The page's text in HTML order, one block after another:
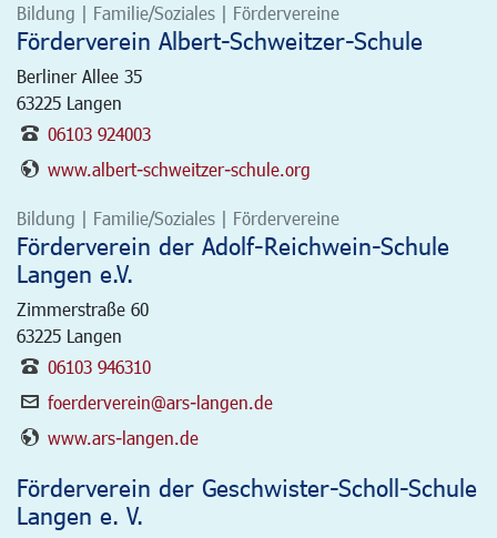
Bildung | Familie/Soziales | Fördervereine
Förderverein Albert-Schweitzer-Schule
Berliner Allee 35
63225 Langen
06103 924003
www.albert-schweitzer-schule.org
Bildung | Familie/Soziales | Fördervereine
Förderverein der Adolf-Reichwein-Schule
Langen e.V.
Zimmerstraße 60
63225 Langen
06103 946310
foerderverein@ars-langen.de
www.ars-langen.de
Förderverein der Geschwister-Scholl-Schule
Langen e. V.